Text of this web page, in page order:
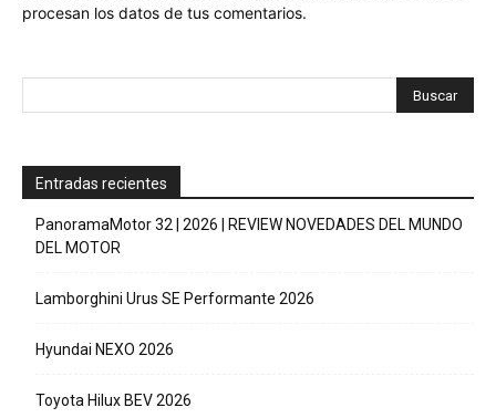
procesan los datos de tus comentarios.
Entradas recientes
PanoramaMotor 32 | 2026 | REVIEW NOVEDADES DEL MUNDO
DEL MOTOR
Lamborghini Urus SE Performante 2026
Hyundai NEXO 2026
Toyota Hilux BEV 2026